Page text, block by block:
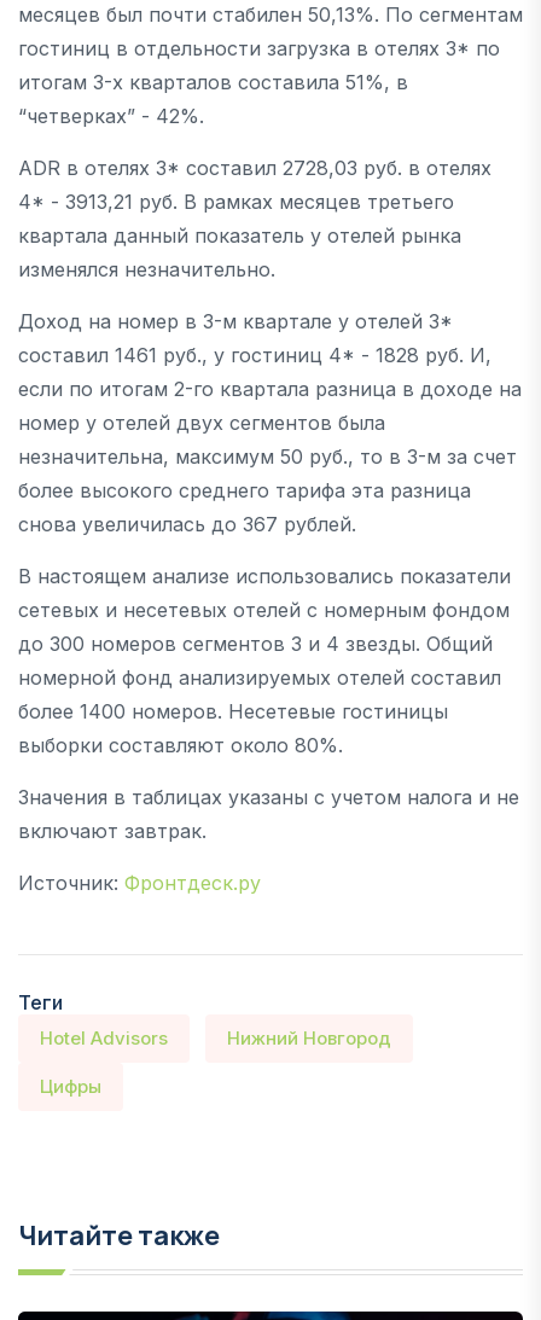
месяцев был почти стабилен 50,13%. По сегментам
гостиниц в отдельности загрузка в отелях 3* по
итогам 3-х кварталов составила 51%, в
“четверках” - 42%.
ADR в отелях 3* составил 2728,03 руб. в отелях
4* - 3913,21 руб. В рамках месяцев третьего
квартала данный показатель у отелей рынка
изменялся незначительно.
Доход на номер в 3-м квартале у отелей 3*
составил 1461 руб., у гостиниц 4* - 1828 руб. И,
если по итогам 2-го квартала разница в доходе на
номер у отелей двух сегментов была
незначительна, максимум 50 руб., то в 3-м за счет
более высокого среднего тарифа эта разница
снова увеличилась до 367 рублей.
В настоящем анализе использовались показатели
сетевых и несетевых отелей с номерным фондом
до 300 номеров сегментов 3 и 4 звезды. Общий
номерной фонд анализируемых отелей составил
более 1400 номеров. Несетевые гостиницы
выборки составляют около 80%.
Значения в таблицах указаны с учетом налога и не
включают завтрак.
Источник: Фронтдеск.ру
Теги
Hotel Advisors Нижний Новгород
Цифры
Читайте также